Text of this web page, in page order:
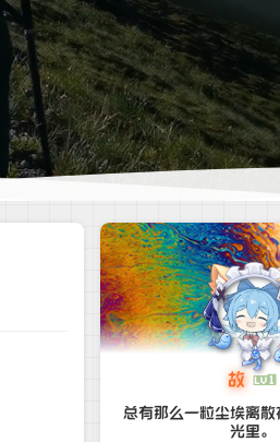
故
总有那么一粒尘埃离散
光里。